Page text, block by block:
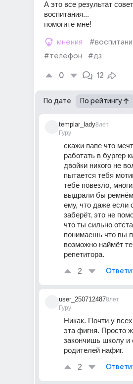
А это все результат
воспитания...
помогите мне!
мнения
#телефон
#дз
0 12
По дате По рейтингу
templar_lady
Гуру
8лет
скажи папе что
работать в бургер
двойки никого не
пытается тебя
тебе повезло,
выдрали бы
ему, что даже если
заберёт, это не
что ты сильно
понимаешь что вы
возможно наймёт
репетитора.
2
user_250712487
Гуру
8лет
Никак. Почти у
эта фигня. Просто
закончишь школу и
родителей нафиг.
2